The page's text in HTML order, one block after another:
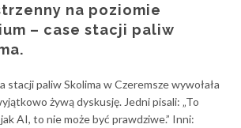
na poziomie
– case stacji paliw
stacji paliw Skolima w Czeremsze wywołała
żywą dyskusję. Jedni pisali: „To
AI, to nie może być prawdziwe.” Inni: